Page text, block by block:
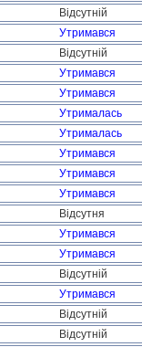
Відсутній
Утримався
Відсутній
Утримався
Утримався
Утрималась
Утрималась
Утримався
Утримався
Утримався
Відсутня
Утримався
Утримався
Відсутній
Утримався
Відсутній
Відсутній